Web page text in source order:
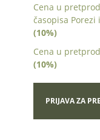
Cena u
časopisa Porezi
(10%)
Cena u
(10%)
PRIJAVA ZA